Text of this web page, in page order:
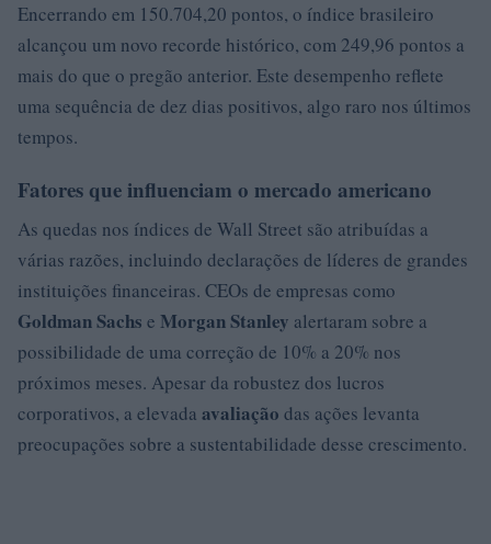
Encerrando em 150.704,20 pontos, o índice brasileiro
alcançou um novo recorde histórico, com 249,96 pontos a
mais do que o pregão anterior. Este desempenho reflete
uma sequência de dez dias positivos, algo raro nos últimos
tempos.
Fatores que influenciam o mercado americano
As quedas nos índices de Wall Street são atribuídas a
várias razões, incluindo declarações de líderes de grandes
instituições financeiras. CEOs de empresas como
Goldman Sachs e Morgan Stanley alertaram sobre a
possibilidade de uma correção de 10% a 20% nos
próximos meses. Apesar da robustez dos lucros
corporativos, a elevada avaliação das ações levanta
preocupações sobre a sustentabilidade desse crescimento.